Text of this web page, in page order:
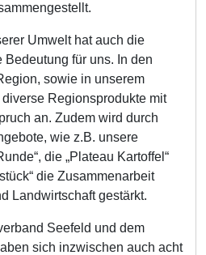
Umwelt hat auch die
für uns. In den
sowie in unserem
Regionsprodukte mit
an. Zudem wird durch
wie z.B. unsere
die „Plateau Kartoffel“
die Zusammenarbeit
Landwirtschaft gestärkt.
Seefeld und dem
sich inzwischen auch acht